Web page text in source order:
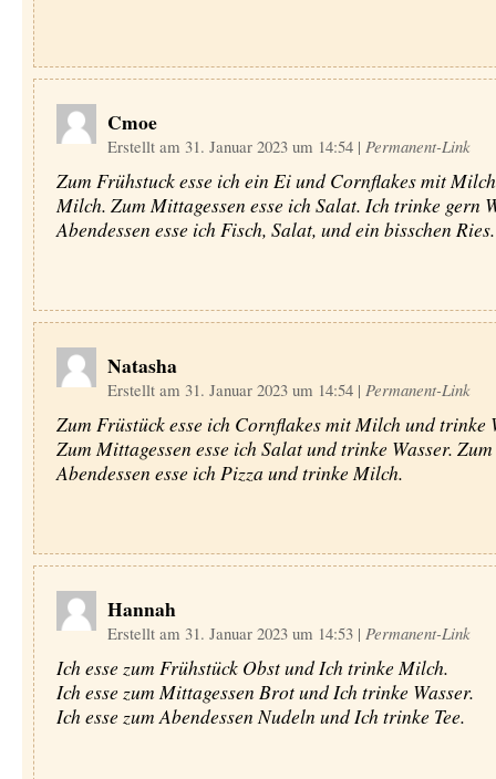
Cmoe
Erstellt am 31. Januar 2023 um 14:54 | Permanent-Link
Zum Frühstuck esse ich ein Ei und Cornflakes mit
Milch. Zum Mittagessen esse ich Salat. Ich trinke gern
Abendessen esse ich Fisch, Salat, und ein bisschen Ries.
Natasha
Erstellt am 31. Januar 2023 um 14:54 | Permanent-Link
Zum Früstück esse ich Cornflakes mit Milch und trinke
Zum Mittagessen esse ich Salat und trinke Wasser. Zum
Abendessen esse ich Pizza und trinke Milch.
Hannah
Erstellt am 31. Januar 2023 um 14:53 | Permanent-Link
Ich esse zum Frühstück Obst und Ich trinke Milch.
Ich esse zum Mittagessen Brot und Ich trinke Wasser.
Ich esse zum Abendessen Nudeln und Ich trinke Tee.